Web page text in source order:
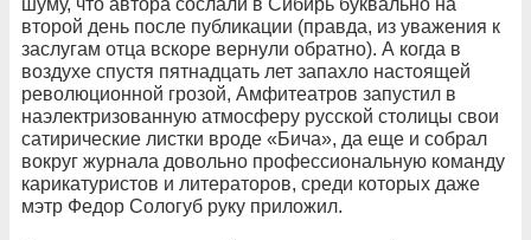
второй день после публикации (правда, из уважения к
заслугам отца вскоре вернули обратно). А когда в
воздухе спустя пятнадцать лет запахло настоящей
революционной грозой, Амфитеатров запустил в
наэлектризованную атмосферу русской столицы свои
сатирические листки вроде «Бича», да еще и собрал
вокруг журнала довольно профессиональную команду
карикатуристов и литераторов, среди которых даже
мэтр Федор Сологуб руку приложил.